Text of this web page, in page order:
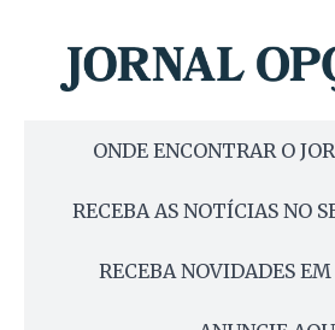
ONDE ENCONTRAR O
RECEBA AS NOTÍCIAS NO
RECEBA NOVIDADES